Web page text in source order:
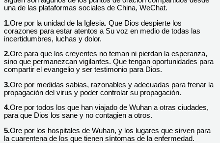
una de las plataformas sociales de China, WeChat.
1.Ore por la unidad de la Iglesia. Que Dios despierte los
corazones para estar atentos a Su voz en medio de todas las
incertidumbres, luchas y dolor.
2.Ore para que los creyentes no teman ni pierdan la esperanza,
sino que permanezcan vigilantes. Que tengan oportunidades para
compartir el evangelio y ser testimonio para Dios.
3.Ore por medidas sabias, razonables y adecuadas para frenar la
propagación del virus y poder controlar su propagación.
4.Ore por todos los que han viajado de Wuhan a otras ciudades,
para que Dios los sane y no contagien a otros.
5.Ore por los hospitales de Wuhan, y los lugares que sirven para
la cuarentena de los que tienen síntomas de la enfermedad.